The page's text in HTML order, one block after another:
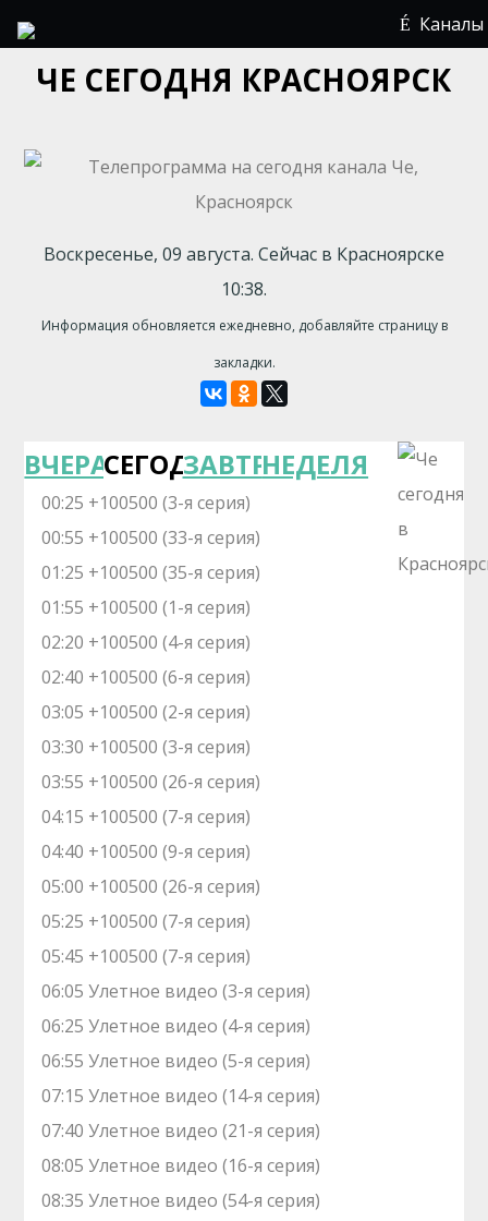
Каналы
ЧЕ СЕГОДНЯ КРАСНОЯРСК
Воскресенье, 09 августа. Сейчас в Красноярске
10:38.
Информация обновляется ежедневно, добавляйте страницу в
закладки.
ВЧЕРАСЕГОДНЯЗАВТРАНЕДЕЛЯ
00:25 +100500 (3-я серия)
00:55 +100500 (33-я серия)
01:25 +100500 (35-я серия)
01:55 +100500 (1-я серия)
02:20 +100500 (4-я серия)
02:40 +100500 (6-я серия)
03:05 +100500 (2-я серия)
03:30 +100500 (3-я серия)
03:55 +100500 (26-я серия)
04:15 +100500 (7-я серия)
04:40 +100500 (9-я серия)
05:00 +100500 (26-я серия)
05:25 +100500 (7-я серия)
05:45 +100500 (7-я серия)
06:05 Улетное видео (3-я серия)
06:25 Улетное видео (4-я серия)
06:55 Улетное видео (5-я серия)
07:15 Улетное видео (14-я серия)
07:40 Улетное видео (21-я серия)
08:05 Улетное видео (16-я серия)
08:35 Улетное видео (54-я серия)